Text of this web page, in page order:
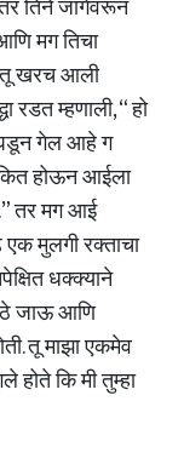
तिने जागेवरून
मग तिचा
तू खरच आली
रडत म्हणाली, “ हो
गेल आहे ग
होऊन आईला
तर मग आई
मुलगी रक्ताचा
धक्क्याने
जाऊ आणि
तू माझा एकमेव
होते कि मी तुम्हा